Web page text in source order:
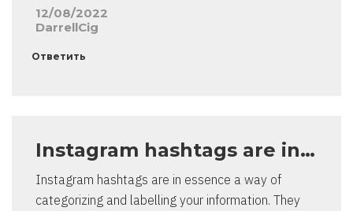
12/08/2022
DarrellCig
Ответить
Instagram hashtags are in…
Instagram hashtags are in essence a way of
categorizing and labelling your information. They